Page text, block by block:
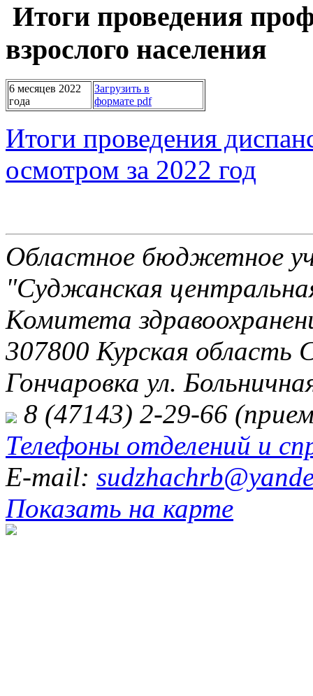
Итоги проведения
взрослого населения
6 месяцев 2022
года
Загрузить в
формате pdf
Итоги проведения
осмотром за 2022 год
Областное бюджетное
"Суджанская
Комитета
307800 Курская область
Гончаровка ул.
8 (47143) 2-29-66
Телефоны отделений и
E-mail:
Показать на карте